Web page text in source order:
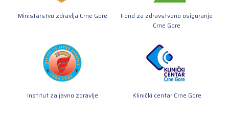
Ministarstvo zdravlja Crne Gore
Fond za zdravstveno osiguranje
Crne Gore
Institut za javno zdravlje Klinički centar Crne Gore